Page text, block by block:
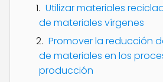
Utilizar materiales
de materiales vírgenes
Promover la reducción
de materiales en los
producción